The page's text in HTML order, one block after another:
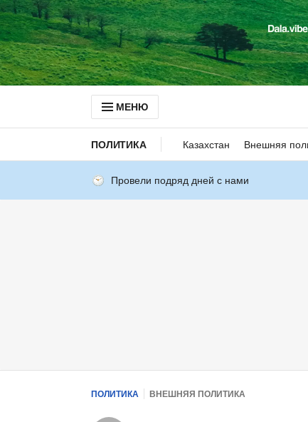
МЕНЮ
ПОЛИТИКА Казахстан Внешняя
Провели подряд дней с нами
ПОЛИТИКА ВНЕШНЯЯ ПОЛИТИКА